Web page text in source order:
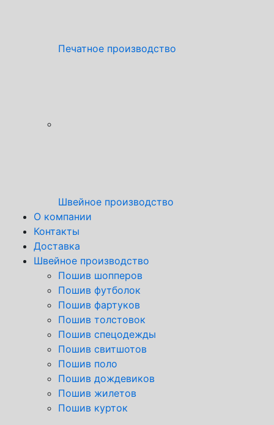
Печатное производство
Швейное производство
О компании
Контакты
Доставка
Швейное производство
Пошив шопперов
Пошив футболок
Пошив фартуков
Пошив толстовок
Пошив спецодежды
Пошив свитшотов
Пошив поло
Пошив дождевиков
Пошив жилетов
Пошив курток